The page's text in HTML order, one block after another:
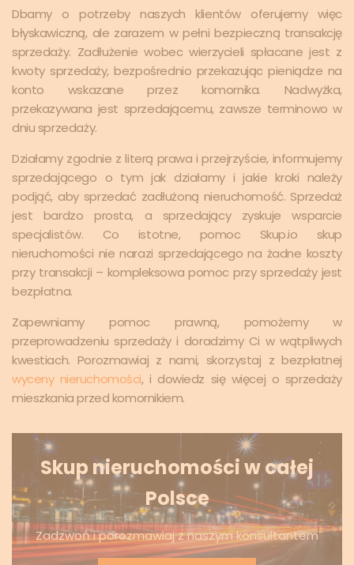
Dbamy o potrzeby naszych klientów oferujemy więc
błyskawiczną, ale zarazem w pełni bezpieczną transakcję
sprzedaży. Zadłużenie wobec wierzycieli spłacane jest z
kwoty sprzedaży, bezpośrednio przekazując pieniądze na
konto wskazane przez komornika. Nadwyżka,
przekazywana jest sprzedającemu, zawsze terminowo w
dniu sprzedaży.
Działamy zgodnie z literą prawa i przejrzyście, informujemy
sprzedającego o tym jak działamy i jakie kroki należy
podjąć, aby sprzedać zadłużoną nieruchomość. Sprzedaż
jest bardzo prosta, a sprzedający zyskuje wsparcie
specjalistów. Co istotne, pomoc Skup.io skup
nieruchomości nie narazi sprzedającego na żadne koszty
przy transakcji – kompleksowa pomoc przy sprzedaży jest
bezpłatna.
Zapewniamy pomoc prawną, pomożemy w
przeprowadzeniu sprzedaży i doradzimy Ci w wątpliwych
kwestiach. Porozmawiaj z nami, skorzystaj z bezpłatnej
wyceny nieruchomości, i dowiedz się więcej o sprzedaży
mieszkania przed komornikiem.
Skup nieruchomości w całej
Polsce
Zadzwoń i porozmawiaj z naszym konsultantem